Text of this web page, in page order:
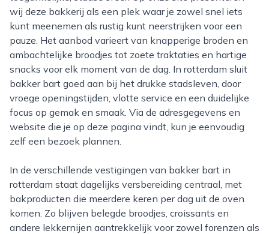
wij deze bakkerij als een plek waar je zowel snel iets
kunt meenemen als rustig kunt neerstrijken voor een
pauze. Het aanbod varieert van knapperige broden en
ambachtelijke broodjes tot zoete traktaties en hartige
snacks voor elk moment van de dag. In rotterdam sluit
bakker bart goed aan bij het drukke stadsleven, door
vroege openingstijden, vlotte service en een duidelijke
focus op gemak en smaak. Via de adresgegevens en
website die je op deze pagina vindt, kun je eenvoudig
zelf een bezoek plannen.
In de verschillende vestigingen van bakker bart in
rotterdam staat dagelijks versbereiding centraal, met
bakproducten die meerdere keren per dag uit de oven
komen. Zo blijven belegde broodjes, croissants en
andere lekkernijen aantrekkelijk voor zowel forenzen als